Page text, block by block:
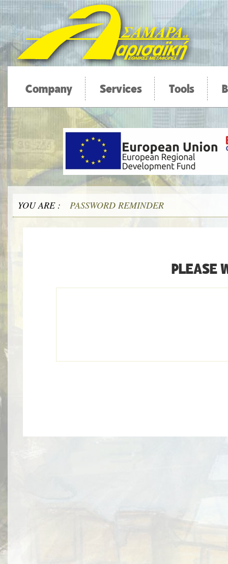
Company Services Tools
YOU ARE : PASSWORD REMINDER
PLEASE